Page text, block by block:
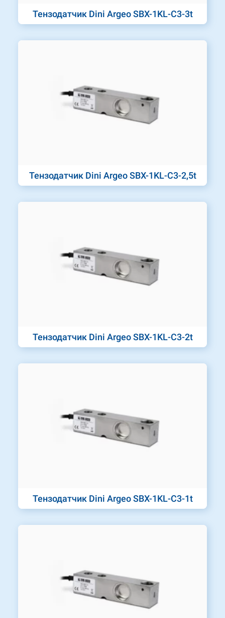
Тензодатчик Dini Argeo SBX-1KL-C3-3t
Тензодатчик Dini Argeo SBX-1KL-C3-2,5t
Тензодатчик Dini Argeo SBX-1KL-C3-2t
Тензодатчик Dini Argeo SBX-1KL-C3-1t